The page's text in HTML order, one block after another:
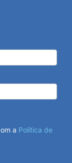
a Política de